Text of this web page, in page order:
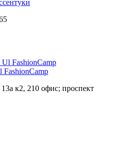
FashionCamp
к2, 210 офис; проспект